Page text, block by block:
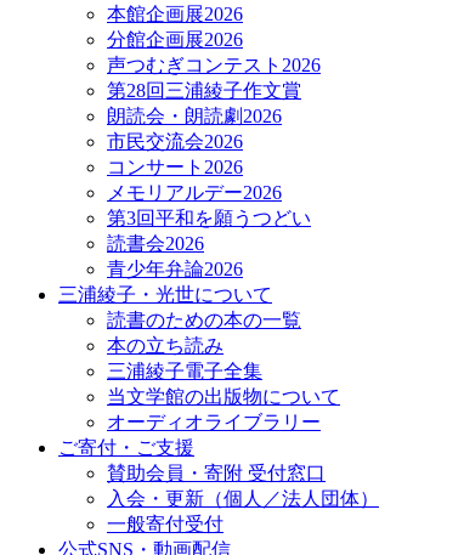
本館企画展2026
分館企画展2026
声つむぎコンテスト2026
第28回三浦綾子作文賞
朗読会・朗読劇2026
市民交流会2026
コンサート2026
メモリアルデー2026
第3回平和を願うつどい
読書会2026
青少年弁論2026
三浦綾子・光世について
読書のための本の一覧
本の立ち読み
三浦綾子電子全集
当文学館の出版物について
オーディオライブラリー
ご寄付・ご支援
賛助会員・寄附 受付窓口
入会・更新（個人／法人団体）
一般寄付受付
公式SNS・動画配信